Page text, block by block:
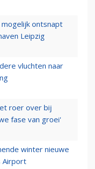
ontsnapt
Leipzig
vluchten naar
roer over bij
fase van groei'
winter nieuwe
Airport